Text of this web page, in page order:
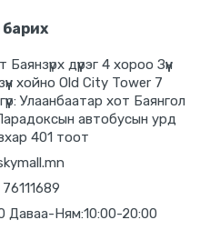
дүүрэг 4 хороо Зүүн
хойно Old City Tower 7
Улаанбаатар хот Баянгол
автобусын урд
401 тоот
Даваа-Ням:10:00-20:00